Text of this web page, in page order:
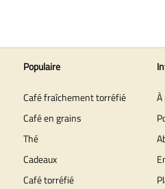
Populaire
Café fraîchement torréfié
Café en grains
Thé
Cadeaux
Café torréfié
À